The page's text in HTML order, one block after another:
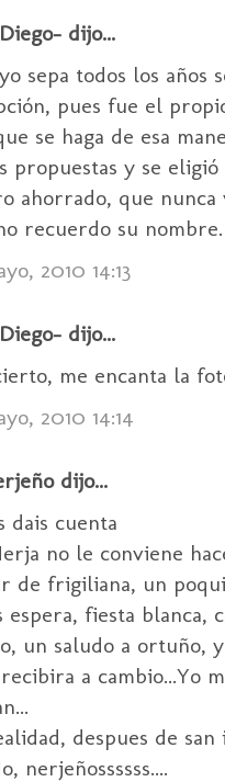
dijo...
sepa todos los años
pues fue el
se haga de esa
propuestas y se
ahorrado, que
recuerdo su
2010 14:13
dijo...
me encanta la
2010 14:14
dijo...
dais cuenta
no le conviene
de frigiliana, un
espera, fiesta blanca,
un saludo a ortuño,
a cambio...Yo
despues de
nerjeñossssss....